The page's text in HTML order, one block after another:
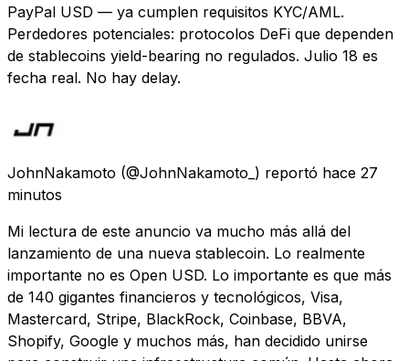
PayPal USD — ya cumplen requisitos KYC/AML.
Perdedores potenciales: protocolos DeFi que dependen
de stablecoins yield-bearing no regulados. Julio 18 es
fecha real. No hay delay.
JohnNakamoto (@JohnNakamoto_) reportó hace 27
minutos
Mi lectura de este anuncio va mucho más allá del
lanzamiento de una nueva stablecoin. Lo realmente
importante no es Open USD. Lo importante es que más
de 140 gigantes financieros y tecnológicos, Visa,
Mastercard, Stripe, BlackRock, Coinbase, BBVA,
Shopify, Google y muchos más, han decidido unirse